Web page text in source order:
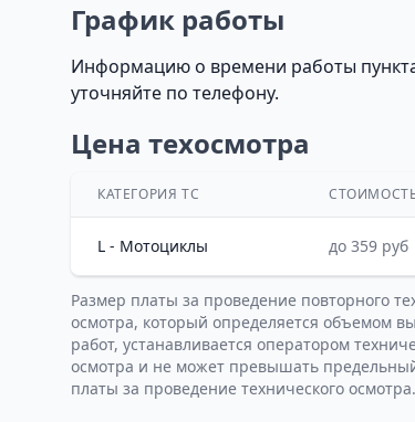
График работы
Информацию о времени работы
уточняйте по телефону.
Цена техосмотра
КАТЕГОРИЯ ТС
L - Мотоциклы до 359 руб
Размер платы за проведение повторного
осмотра, который определяется объемом
работ, устанавливается оператором
осмотра и не может превышать
платы за проведение технического осмотра.